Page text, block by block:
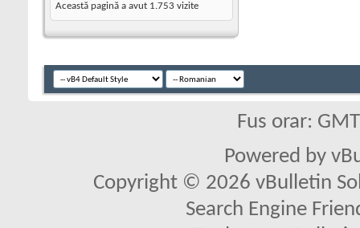
Această pagină a avut 1.753 vizite
Fus orar:
Powered by
Copyright © 2026 vBulletin
Search Engine